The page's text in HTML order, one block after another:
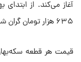
۶۳۵ هزار تومان گران شده است.